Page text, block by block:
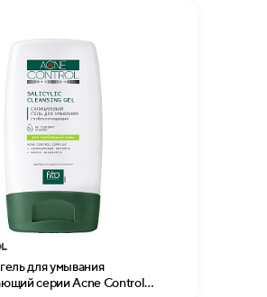
для умывания
серии Acne Control